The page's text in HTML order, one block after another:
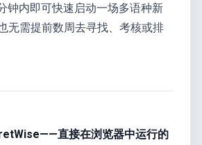
钟内即可快速启动一场多语种新
无需提前数周去寻找、考核或排
直接在浏览器中运行的